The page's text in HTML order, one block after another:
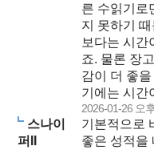
른 수읽기로
지 못하기
보다는 시간
죠. 물론 장
감이 더 좋
기에는 시간
2026-01-26 오
스나이
퍼II
기본적으로
좋은 성적을